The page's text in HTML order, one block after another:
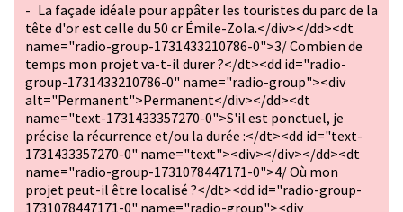
- La façade idéale pour appâter les touristes du parc de la
tête d'or est celle du 50 cr Émile-Zola.</div></dd><dt
name="radio-group-1731433210786-0">3/ Combien de
temps mon projet va-t-il durer ?</dt><dd id="radio-
group-1731433210786-0" name="radio-group"><div
alt="Permanent">Permanent</div></dd><dt
name="text-1731433357270-0">S'il est ponctuel, je
précise la récurrence et/ou la durée :</dt><dd id="text-
1731433357270-0" name="text"><div></div></dd><dt
name="radio-group-1731078447171-0">4/ Où mon
projet peut-il être localisé ?</dt><dd id="radio-group-
1731078447171-0" name="radio-group"><div